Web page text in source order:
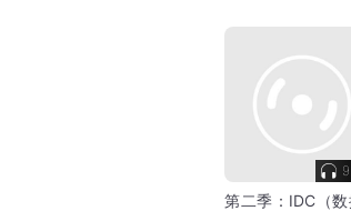
第二季：IDC（数